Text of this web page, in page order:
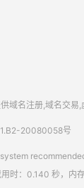
域名注册,域名交易
20080058号
时：0.140 秒，内